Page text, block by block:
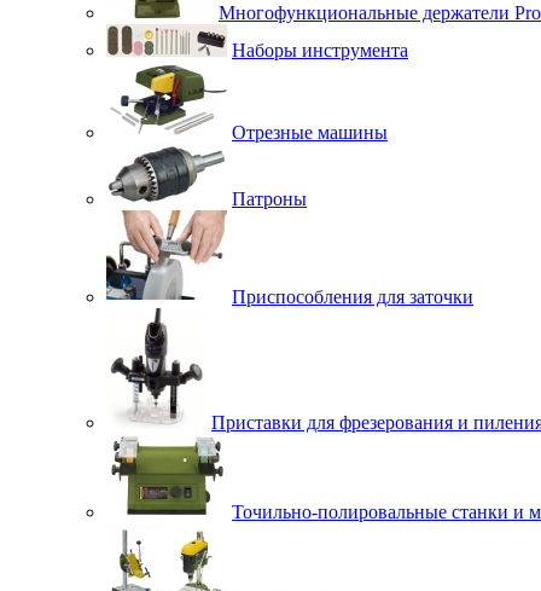
Многофункциональные держатели
Наборы инструмента
Отрезные машины
Патроны
Приспособления для заточки
Приставки для фрезерования и
Точильно-полировальные станки и